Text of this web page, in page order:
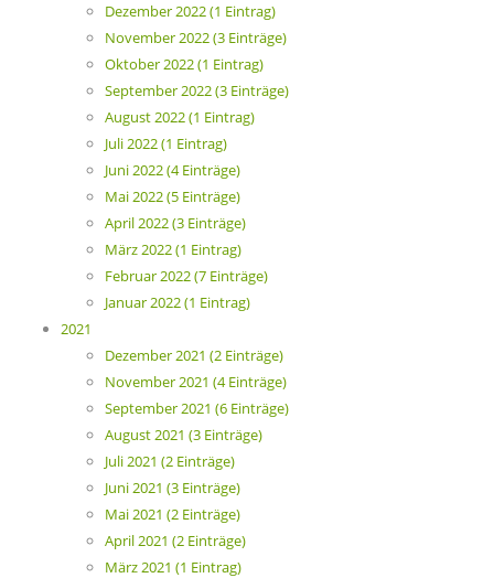
Dezember 2022 (1 Eintrag)
November 2022 (3 Einträge)
Oktober 2022 (1 Eintrag)
September 2022 (3 Einträge)
August 2022 (1 Eintrag)
Juli 2022 (1 Eintrag)
Juni 2022 (4 Einträge)
Mai 2022 (5 Einträge)
April 2022 (3 Einträge)
März 2022 (1 Eintrag)
Februar 2022 (7 Einträge)
Januar 2022 (1 Eintrag)
2021
Dezember 2021 (2 Einträge)
November 2021 (4 Einträge)
September 2021 (6 Einträge)
August 2021 (3 Einträge)
Juli 2021 (2 Einträge)
Juni 2021 (3 Einträge)
Mai 2021 (2 Einträge)
April 2021 (2 Einträge)
März 2021 (1 Eintrag)